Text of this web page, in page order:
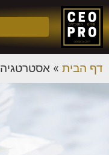
דף הבית » אסטרטגיה